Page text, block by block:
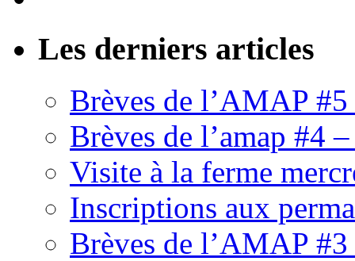
Les derniers articles
Brèves de l’AMAP
Brèves de l’amap #4
Visite à la ferme
Inscriptions aux
Brèves de l’AMAP